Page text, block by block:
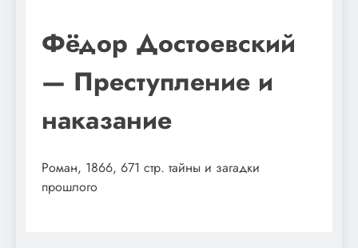
Фёдор Достоевский
— Преступление и
наказание
Роман, 1866, 671 стр. тайны и загадки
прошлого